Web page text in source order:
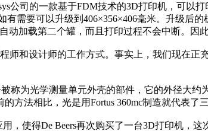
公司的一款基于FDM技术的3D打印机，可
有需要可以升级到406×356×406毫米。升级
动加载第二个罐，而且打印过程不会中断。因
程师和设计师的工作方式。事实上，我们现在
称为光学测量单元外壳的部件，它的外径大
的方法相比，光是用Fortus 360mc制造就代
用，使得De Beers再次购买了一台3D打印机，